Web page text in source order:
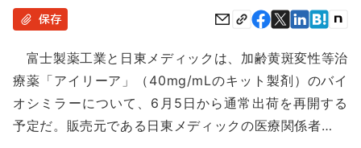
ツ
に
動
保存
富士製薬工業と日東メディックは、加齢黄斑変性等治
療薬「アイリーア」（40mg/mLのキット製剤）のバイ
オシミラーについて、6月5日から通常出荷を再開する
予定だ。販売元である日東メディックの医療関係者…